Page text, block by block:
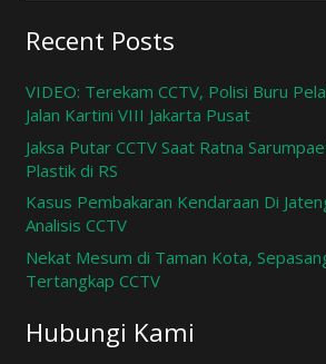
Recent Posts
VIDEO: Terekam CCTV, Polisi Buru
Jalan Kartini VIII Jakarta Pusat
Jaksa Putar CCTV Saat Ratna
Plastik di RS
Kasus Pembakaran Kendaraan Di
Analisis CCTV
Nekat Mesum di Taman Kota,
Tertangkap CCTV
Hubungi Kami